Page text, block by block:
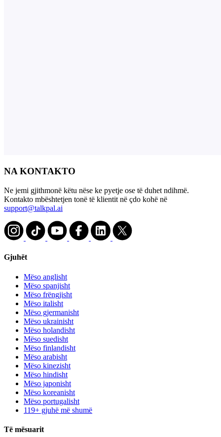
NA KONTAKTO
Ne jemi gjithmonë këtu nëse ke pyetje ose të duhet ndihmë.
Kontakto mbështetjen tonë të klientit në çdo kohë në
support@talkpal.ai
Gjuhët
Mëso anglisht
Mëso spanjisht
Mëso frëngjisht
Mëso italisht
Mëso gjermanisht
Mëso ukrainisht
Mëso holandisht
Mëso suedisht
Mëso finlandisht
Mëso arabisht
Mëso kinezisht
Mëso hindisht
Mëso japonisht
Mëso koreanisht
Mëso portugalisht
119+ gjuhë më shumë
Të mësuarit